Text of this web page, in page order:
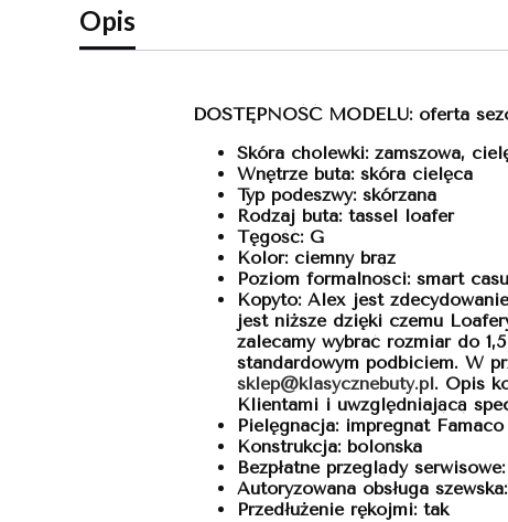
Opis
DOSTĘPNOŚĆ MODELU: oferta
Skóra cholewki: zamszowa,
Wnętrze buta: skóra cielęca
Typ podeszwy: skórzana
Rodzaj buta: tassel loafer
Tęgość: G
Kolor: ciemny brąz
Poziom formalności: smart
Kopyto: Alex jest
jest niższe dzięki czemu
zalecamy wybrać rozmiar do
standardowym podbiciem. W
sklep@klasycznebuty.pl. Opis
Klientami i uwzględniającą
Pielęgnacja: impregnat Famaco
Konstrukcja: bolońska
Bezpłatne przeglądy
Autoryzowana obsługa
Przedłużenie rękojmi: tak